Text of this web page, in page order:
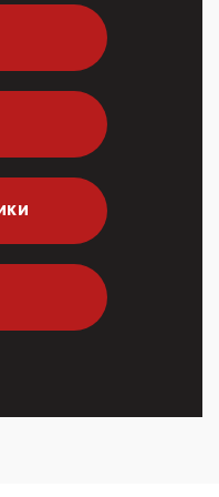
первый шаг из
при любых
года превысило 63
наносить удары по